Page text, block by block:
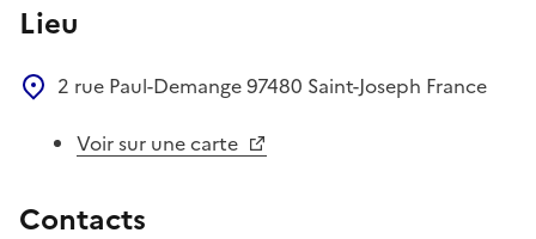
Lieu
2 rue Paul-Demange97480 Saint-Joseph France
Voir sur une carte
Contacts